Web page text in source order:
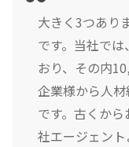
大きく3つあり
です。当社で
おり、その内
企業様から人
です。古くか
社エージェン